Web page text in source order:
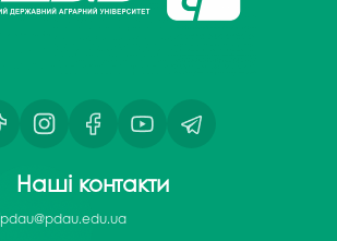
Наші контакти
pdau@pdau.edu.ua